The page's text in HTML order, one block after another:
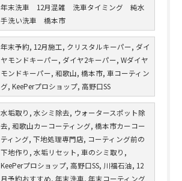
年末洗車 12月混雑 洗車タイミング 純水
手洗い洗車 橋本市
年末予約, 12月施工, クリスタルキーパー, ダイ
ヤモンドキーパー, ダイヤ2キーパー, Wダイヤ
モンドキーパー, 和歌山, 橋本市, 車コーティン
グ, KeePerプロショップ, 高野口SS
水垢取り, 水シミ除去, ウォータースポット除
去, 和歌山カーコーティング, 橋本市カーコー
ティング, 下地処理専門店, コーティング前の
下地作り, 水垢リセット, 車のシミ取り,
KeePerプロショップ, 高野口SS, 川福石油, 12
月予約おすすめ, 年末洗車, 年末コーティング